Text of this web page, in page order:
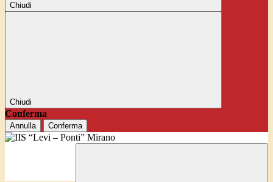
Chiudi
Chiudi
Conferma
Annulla Conferma